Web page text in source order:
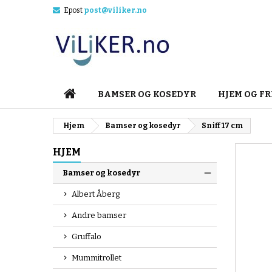
Epost post@viliker.no
HJEMBAMSER OG KOSEDYR HJEM OG
Hjem Bamser og kosedyr Sniff 17 cm
HJEM
Bamser og kosedyr
Albert Åberg
Andre bamser
Gruffalo
Mummitrollet